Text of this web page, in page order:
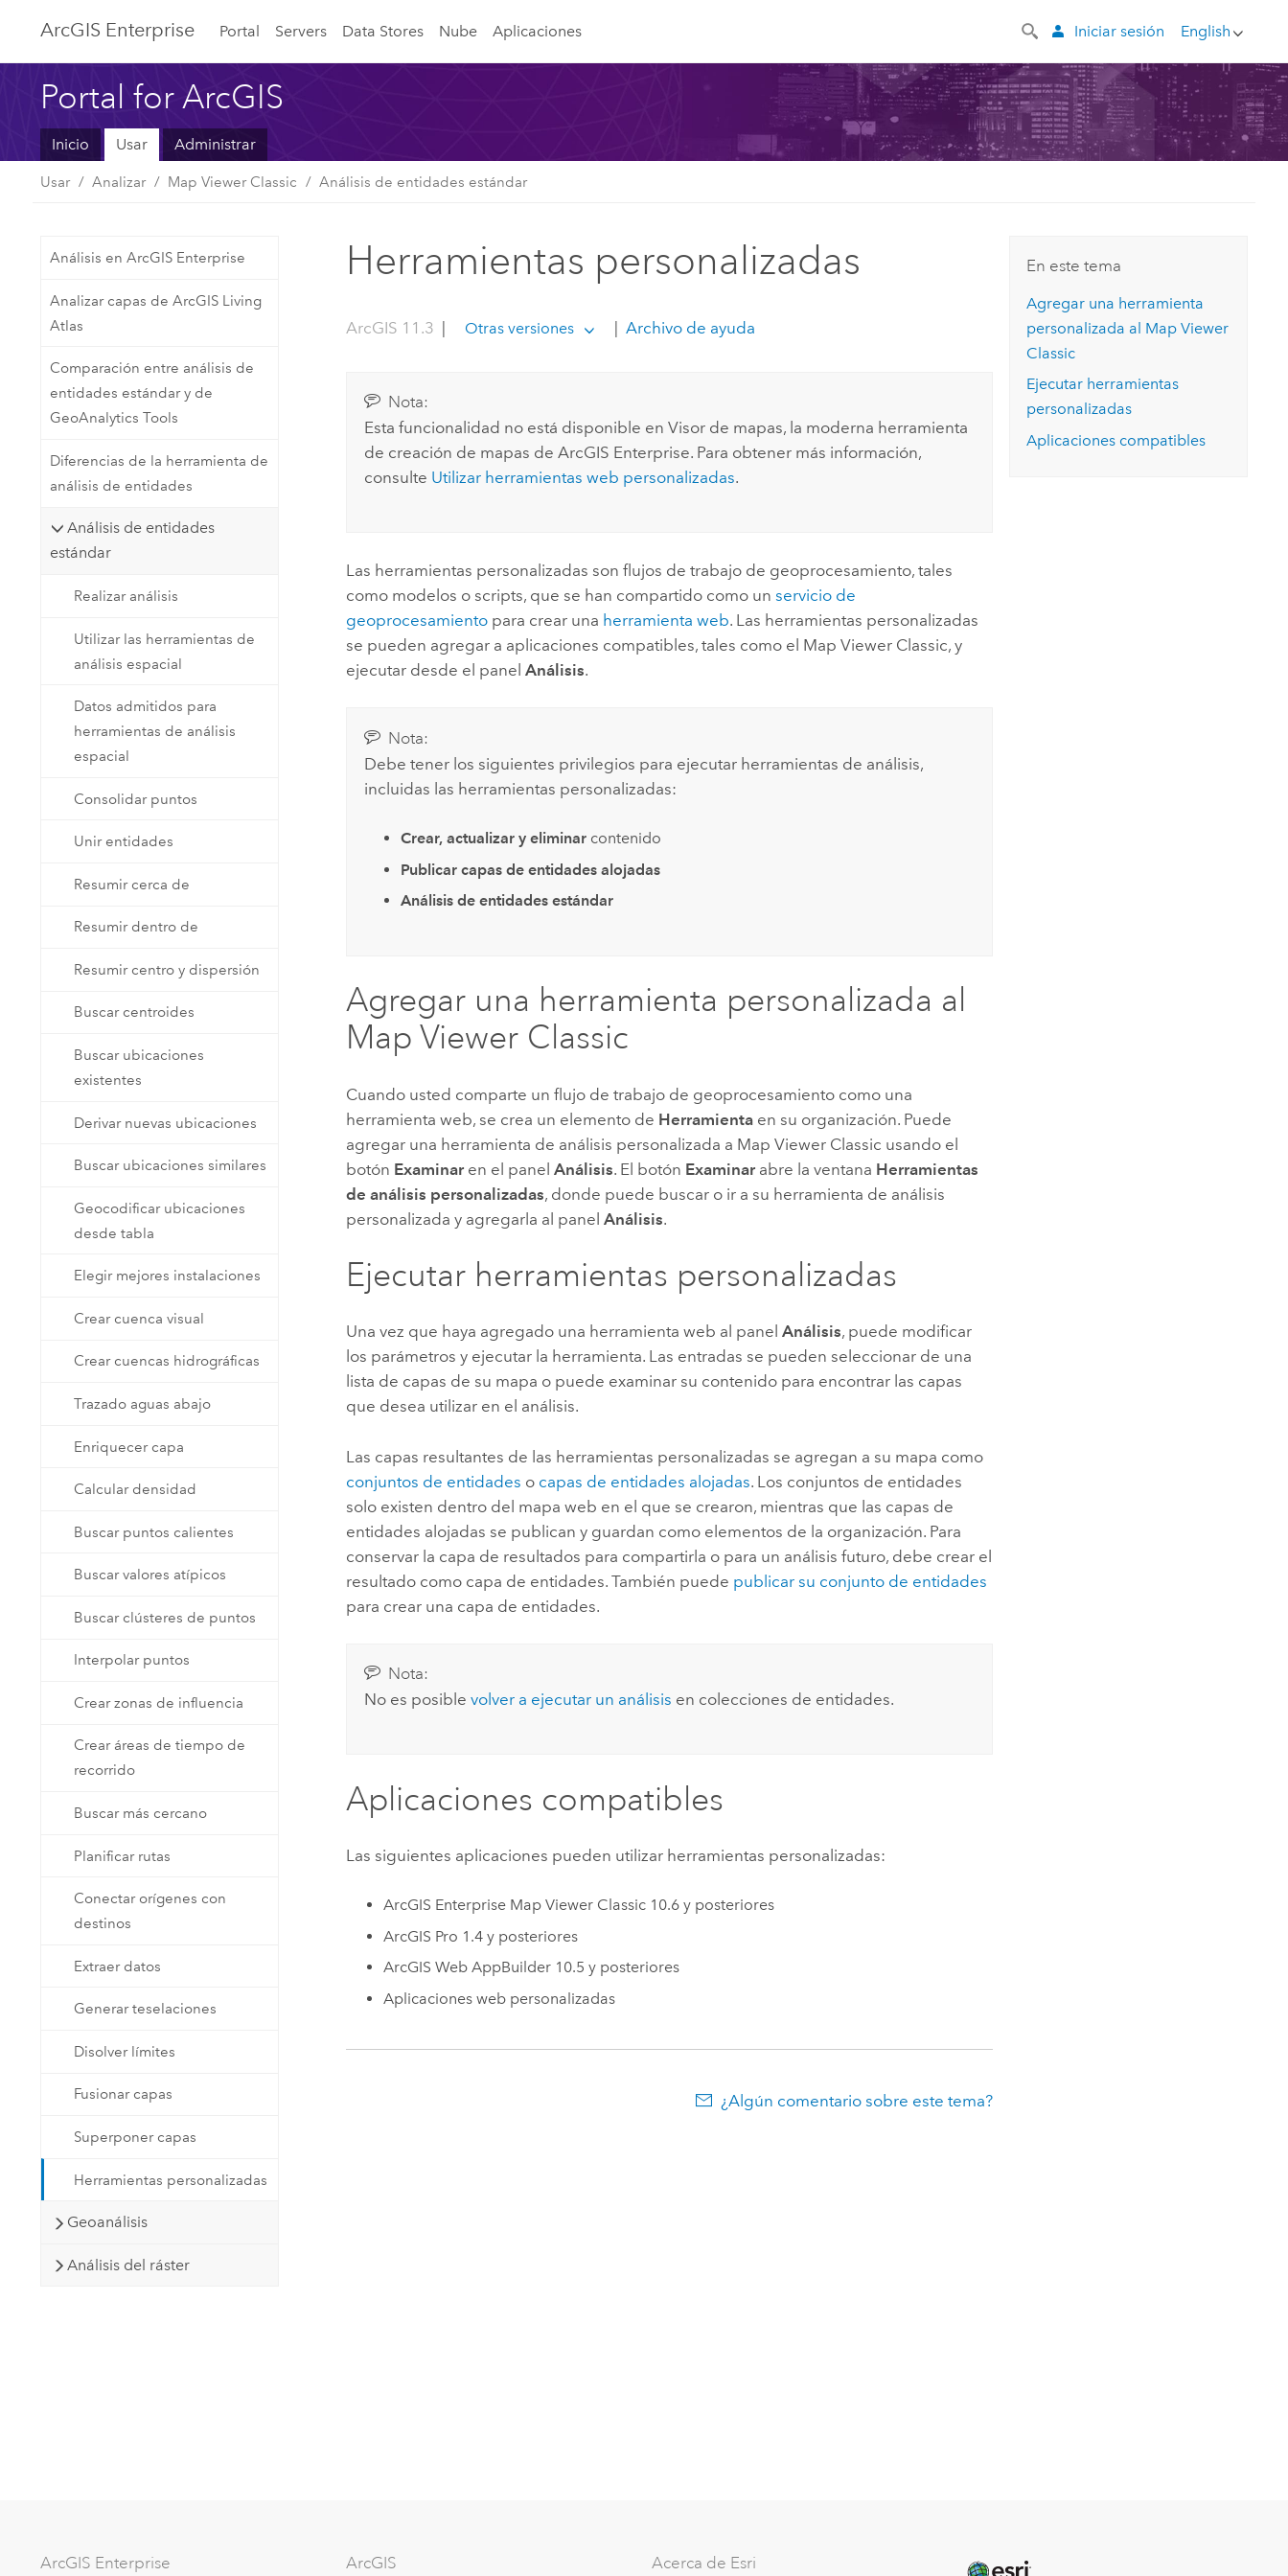
ArcGIS Enterprise Portal Servers Data Stores Nube Aplicaciones English
Iniciar sesión
Portal for ArcGIS
Inicio Usar Administrar
Usar Analizar Map Viewer Classic Análisis de entidades estándar
Análisis en ArcGIS Enterprise
Analizar capas de ArcGIS Living
Atlas
Comparación entre análisis de
entidades estándar y de
GeoAnalytics Tools
Diferencias de la herramienta de
análisis de entidades
Análisis de entidades
estándar
Realizar análisis
Utilizar las herramientas de
análisis espacial
Datos admitidos para
herramientas de análisis
espacial
Consolidar puntos
Unir entidades
Resumir cerca de
Resumir dentro de
Resumir centro y dispersión
Buscar centroides
Buscar ubicaciones
existentes
Derivar nuevas ubicaciones
Buscar ubicaciones similares
Geocodificar ubicaciones
desde tabla
Elegir mejores instalaciones
Crear cuenca visual
Crear cuencas hidrográficas
Trazado aguas abajo
Enriquecer capa
Calcular densidad
Buscar puntos calientes
Buscar valores atípicos
Buscar clústeres de puntos
Interpolar puntos
Crear zonas de influencia
Crear áreas de tiempo de
recorrido
Buscar más cercano
Planificar rutas
Conectar orígenes con
destinos
Extraer datos
Generar teselaciones
Disolver límites
Fusionar capas
Superponer capas
Herramientas personalizadas
Geoanálisis
Análisis del ráster
Herramientas personalizadas
ArcGIS 11.3 | Otras versiones | Archivo de ayuda
Nota:
Esta funcionalidad no está disponible en Visor de mapas, la moderna herramienta
de creación de mapas de ArcGIS Enterprise. Para obtener más información,
consulte Utilizar herramientas web personalizadas.
Las herramientas personalizadas son flujos de trabajo de geoprocesamiento, tales
como modelos o scripts, que se han compartido como unservicio de
geoprocesamiento para crear una herramienta web. Las herramientas personalizadas
se pueden agregar a aplicaciones compatibles, tales como el Map Viewer Classic, y
ejecutar desde el panelAnálisis.
Nota:
Debe tener los siguientes privilegios para ejecutar herramientas de análisis,
incluidas las herramientas personalizadas:
Crear, actualizar y eliminar contenido
Publicar capas de entidades alojadas
Análisis de entidades estándar
Agregar una herramienta personalizada al
Map Viewer Classic
Cuando usted comparte un flujo de trabajo de geoprocesamiento como una
herramienta web, se crea un elemento de Herramienta en su organización. Puede
agregar una herramienta de análisis personalizada a Map Viewer Classic usando el
botón Examinar en el panelAnálisis. El botón Examinar abre la ventana Herramientas
de análisis personalizadas, donde puede buscar o ir a su herramienta de análisis
personalizada y agregarla al panelAnálisis.
Ejecutar herramientas personalizadas
Una vez que haya agregado una herramienta web al panelAnálisis, puede modificar
los parámetros y ejecutar la herramienta. Las entradas se pueden seleccionar de una
lista de capas de su mapa o puede examinar su contenido para encontrar las capas
que desea utilizar en el análisis.
Las capas resultantes de las herramientas personalizadas se agregan a su mapa como
conjuntos de entidades o capas de entidades alojadas. Los conjuntos de entidades
solo existen dentro del mapa web en el que se crearon, mientras que las capas de
entidades alojadas se publican y guardan como elementos de la organización. Para
conservar la capa de resultados para compartirla o para un análisis futuro, debe crear el
resultado como capa de entidades. También puede publicar su conjunto de entidades
para crear una capa de entidades.
Nota:
No es posible volver a ejecutar un análisis en colecciones de entidades.
Aplicaciones compatibles
Las siguientes aplicaciones pueden utilizar herramientas personalizadas:
ArcGIS Enterprise Map Viewer Classic10.6 y posteriores
ArcGIS Pro 1.4y posteriores
ArcGIS Web AppBuilder10.5 y posteriores
Aplicaciones web personalizadas
¿Algún comentario sobre este tema?
En este tema
Agregar una herramienta
personalizada al Map Viewer
Classic
Ejecutar herramientas
personalizadas
Aplicaciones compatibles
ArcGIS Enterprise ArcGIS Acerca de Esri